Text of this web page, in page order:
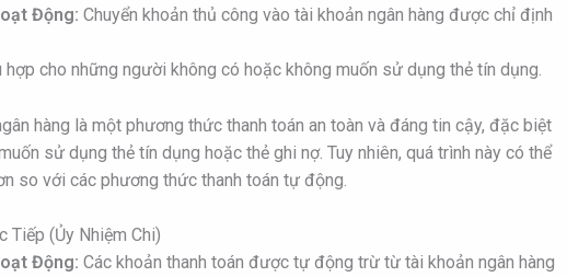
Động: Chuyển khoản thủ công vào tài khoản ngân hàng được chỉ định
hợp cho những người không có hoặc không muốn sử dụng thẻ tín dụng.
hàng là một phương thức thanh toán an toàn và đáng tin cậy, đặc biệt
sử dụng thẻ tín dụng hoặc thẻ ghi nợ. Tuy nhiên, quá trình này có thể
so với các phương thức thanh toán tự động.
Tiếp (Ủy Nhiệm Chi)
Động: Các khoản thanh toán được tự động trừ từ tài khoản ngân hàng